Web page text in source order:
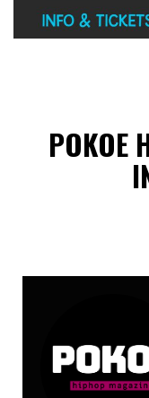
POKOE